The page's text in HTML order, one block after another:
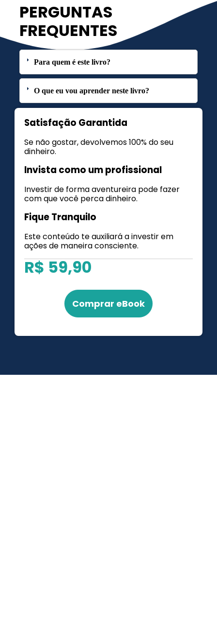
PERGUNTAS
FREQUENTES
Para quem é este livro?
O que eu vou aprender neste livro?
Satisfação Garantida
Se não gostar, devolvemos 100% do seu
dinheiro.
Invista como um profissional
Investir de forma aventureira pode fazer
com que você perca dinheiro.
Fique Tranquilo
Este conteúdo te auxiliará a investir em
ações de maneira consciente.
R$ 59,90
Comprar eBook